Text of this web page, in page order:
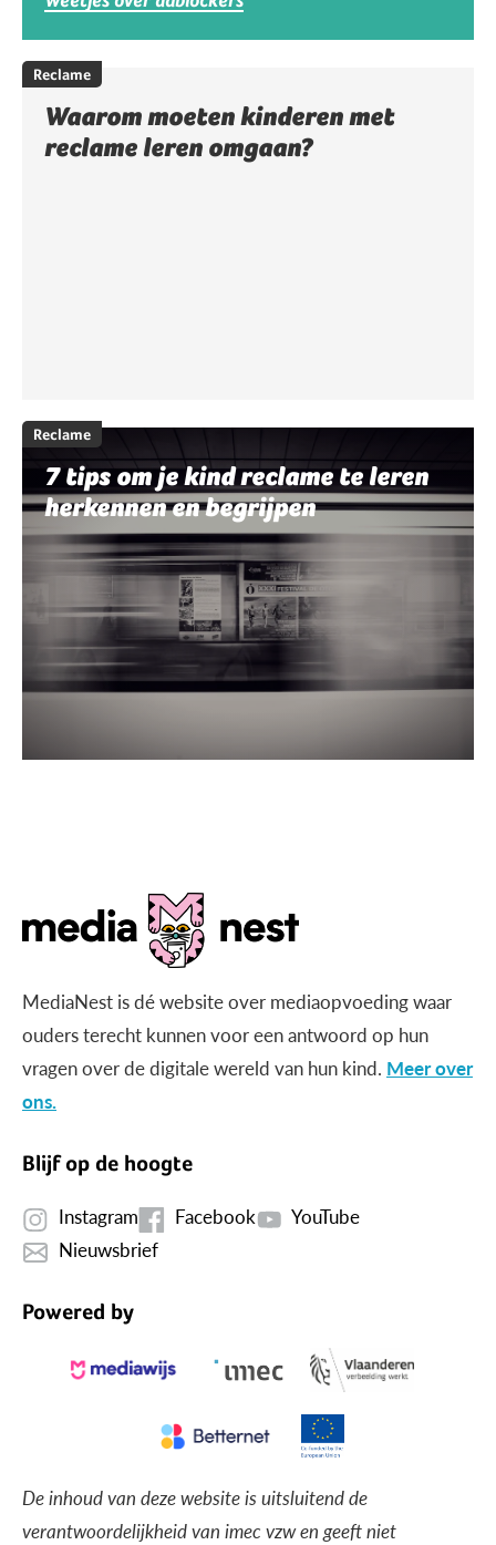
Reclame
Waarom moeten kinderen met
reclame leren omgaan?
Reclame
7 tips om je kind reclame te leren
herkennen en begrijpen
MediaNest is dé website over mediaopvoeding waar
ouders terecht kunnen voor een antwoord op hun
vragen over de digitale wereld van hun kind. Meer over
ons.
Blijf op de hoogte
Instagram Facebook
YouTube
Nieuwsbrief
Powered by
De inhoud van deze website is uitsluitend de
verantwoordelijkheid van imec vzw en geeft niet